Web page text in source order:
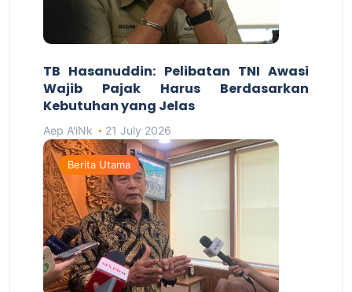
TB Hasanuddin: Pelibatan TNI Awasi
Wajib Pajak Harus Berdasarkan
Kebutuhan yang Jelas
Aep A'iNk 21 July 2026
Berita Utama